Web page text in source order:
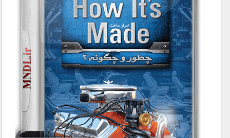
شناخت کودکان
طبیعت
علم و فناوری
فرهنگ / هنر
کیهان / نجوم
گردشگری
ماورایی
مسابقات / ورزشی